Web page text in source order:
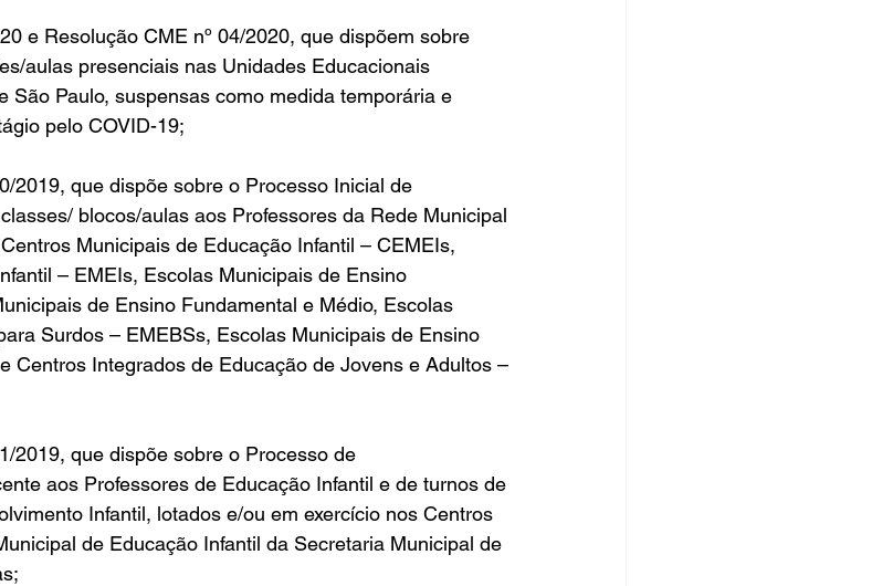
e Resolução CME nº 04/2020, que dispõem sobre
aulas presenciais nas Unidades Educacionais
São Paulo, suspensas como medida temporária e
pelo COVID-19;
2019, que dispõe sobre o Processo Inicial de
blocos/aulas aos Professores da Rede Municipal
Municipais de Educação Infantil – CEMEIs,
– EMEIs, Escolas Municipais de Ensino
de Ensino Fundamental e Médio, Escolas
Surdos – EMEBSs, Escolas Municipais de Ensino
Centros Integrados de Educação de Jovens e Adultos –
2019, que dispõe sobre o Processo de
aos Professores de Educação Infantil e de turnos de
Infantil, lotados e/ou em exercício nos Centros
de Educação Infantil da Secretaria Municipal de